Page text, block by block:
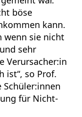
böse
kann.
wenn sie nicht
sehr
Verursacher:in
ist“, so Prof.
Schüler:innen
für Nicht-